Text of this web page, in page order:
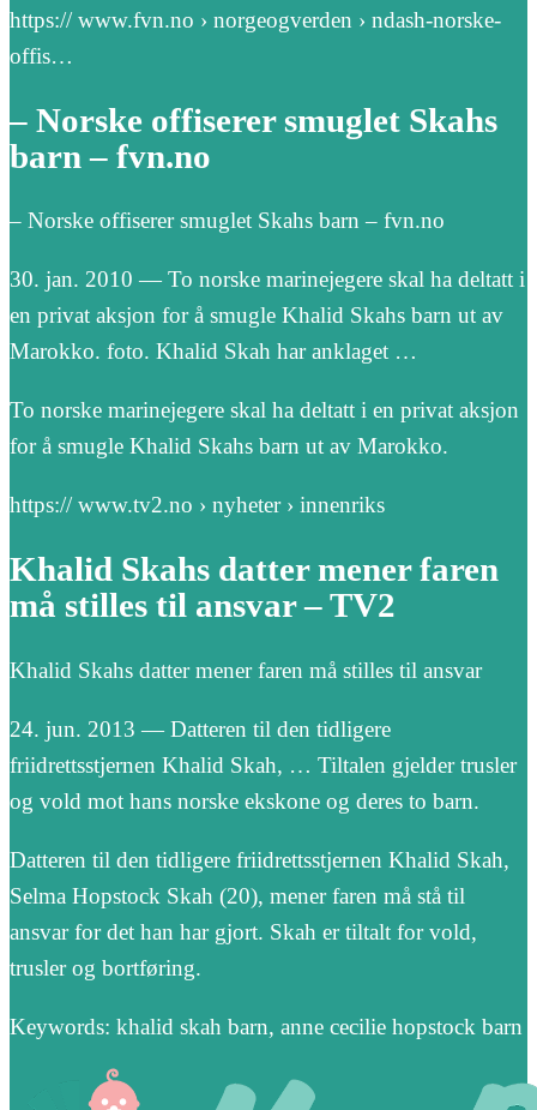
https:// www.fvn.no › norgeogverden › ndash-norske-
offis…
– Norske offiserer smuglet Skahs
barn – fvn.no
– Norske offiserer smuglet Skahs barn – fvn.no
30. jan. 2010 — To norske marinejegere skal ha deltatt i
en privat aksjon for å smugle Khalid Skahs barn ut av
Marokko. foto. Khalid Skah har anklaget …
To norske marinejegere skal ha deltatt i en privat aksjon
for å smugle Khalid Skahs barn ut av Marokko.
https:// www.tv2.no › nyheter › innenriks
Khalid Skahs datter mener faren
må stilles til ansvar – TV2
Khalid Skahs datter mener faren må stilles til ansvar
24. jun. 2013 — Datteren til den tidligere
friidrettsstjernen Khalid Skah, … Tiltalen gjelder trusler
og vold mot hans norske ekskone og deres to barn.
Datteren til den tidligere friidrettsstjernen Khalid Skah,
Selma Hopstock Skah (20), mener faren må stå til
ansvar for det han har gjort. Skah er tiltalt for vold,
trusler og bortføring.
Keywords: khalid skah barn, anne cecilie hopstock barn